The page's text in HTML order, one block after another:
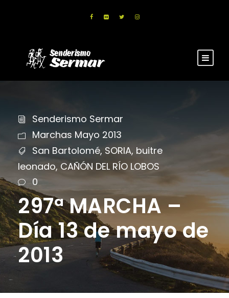
Senderismo Sermar
Marchas Mayo 2013
San Bartolomé, SORIA, buitre
leonado, CAÑÓN DEL RÍO LOBOS
0
297ª MARCHA –
Día 13 de mayo de
2013